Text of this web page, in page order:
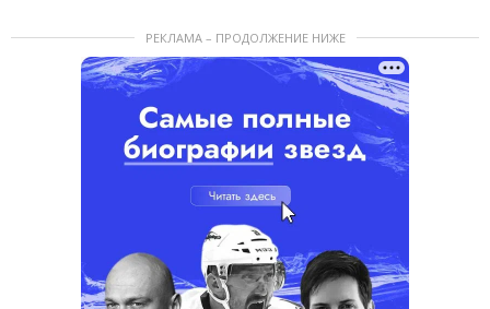
РЕКЛАМА – ПРОДОЛЖЕНИЕ НИЖЕ